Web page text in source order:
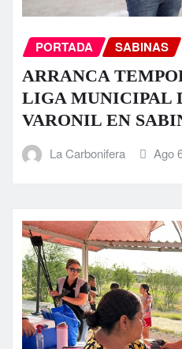
PORTADA SABINAS
ARRANCA
LIGA MUNICIPAL
VARONIL EN
La Carbonifera Ago